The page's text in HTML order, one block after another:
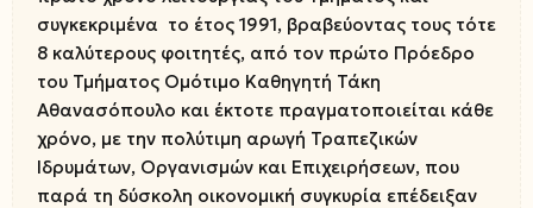
συγκεκριμένα το έτος 1991, βραβεύοντας τους τότε
8 καλύτερους φοιτητές, από τον πρώτο Πρόεδρο
του Τμήματος Ομότιμο Καθηγητή Τάκη
Αθανασόπουλο και έκτοτε πραγματοποιείται κάθε
χρόνο, με την πολύτιμη αρωγή Τραπεζικών
Ιδρυμάτων, Οργανισμών και Επιχειρήσεων, που
παρά τη δύσκολη οικονομική συγκυρία επέδειξαν